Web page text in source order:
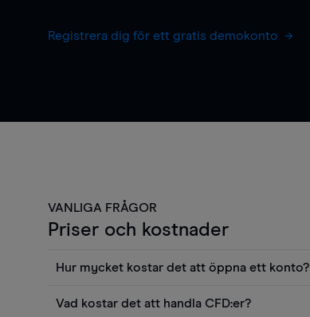
Registrera dig för ett gratis demokonto
VANLIGA FRÅGOR
Priser och kostnader
Hur mycket kostar det att öppna ett konto?
Vad kostar det att handla CFD:er?